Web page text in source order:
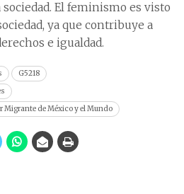
El feminismo es visto
ya que contribuye a
e igualdad.
G5218
Migrante de México y el Mundo